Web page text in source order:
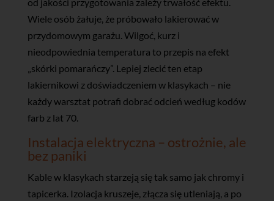
Wiele osób żałuje, że próbowało lakierować w
przydomowym garażu. Wilgoć, kurz i
nieodpowiednia temperatura to przepis na efekt
„skórki pomarańczy”. Lepiej zlecić ten etap
lakiernikowi z doświadczeniem w klasykach – nie
każdy warsztat potrafi dobrać odcień według kodów
farb z lat 70.
Instalacja elektryczna – ostrożnie, ale
bez paniki
Kable w klasykach starzeją się tak samo jak chromy i
tapicerka. Izolacja kruszeje, złącza się utleniają, a po